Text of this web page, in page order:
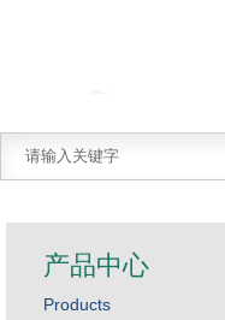
产品中心
Products